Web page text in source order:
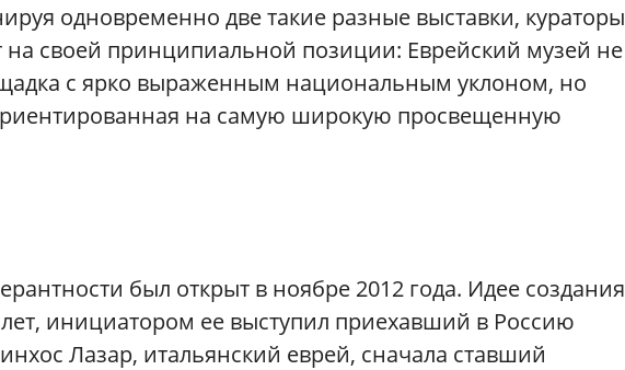
одновременно две такие разные выставки, кураторы
своей принципиальной позиции: Еврейский музей не
с ярко выраженным национальным уклоном, но
на самую широкую просвещенную
был открыт в ноябре 2012 года. Идее создания
лет, инициатором ее выступил приехавший в Россию
Лазар, итальянский еврей, сначала ставший